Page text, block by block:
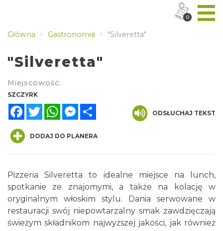
Główna Gastronomia "Silveretta"
"Silveretta"
Miejscowość:
SZCZYRK
FacebookTwitterWhatsAppMessenger
ODSŁUCHAJ TEKST
DODAJ DO PLANERA
Pizzeria Silveretta to idealne miejsce na lunch,
spotkanie ze znajomymi, a także na kolację w
oryginalnym włoskim stylu. Dania serwowane w
restauracji swój niepowtarzalny smak zawdzięczają
świeżym składnikom najwyższej jakości, jak również
0